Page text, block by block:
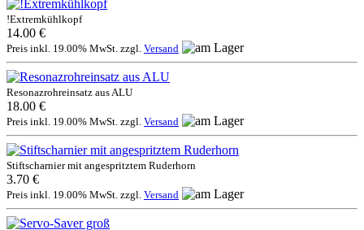
!Extremkühlkopf
14.00 €
Preis inkl. 19.00% MwSt. zzgl. Versand
Resonazrohreinsatz aus ALU
18.00 €
Preis inkl. 19.00% MwSt. zzgl. Versand
Stiftscharnier mit angespritztem Ruderhorn
3.70 €
Preis inkl. 19.00% MwSt. zzgl. Versand